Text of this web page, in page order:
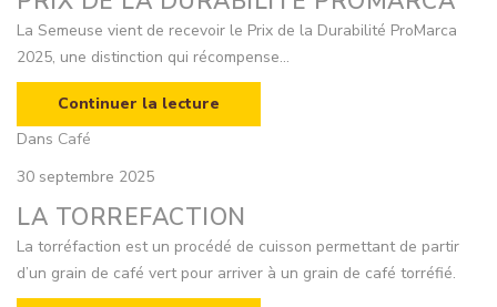
La Semeuse vient de recevoir le Prix de la Durabilité ProMarca
2025, une distinction qui récompense...
Continuer la lecture
Dans Café
30 septembre 2025
LA TORREFACTION
La torréfaction est un procédé de cuisson permettant de partir
d’un grain de café vert pour arriver à un grain de café torréfié.